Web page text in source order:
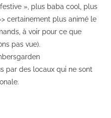
», plus baba cool, plus
certainement plus animé le
à voir pour ce que
pas vue).
par des locaux qui ne sont